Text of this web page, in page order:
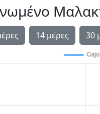
14 μέρες 30